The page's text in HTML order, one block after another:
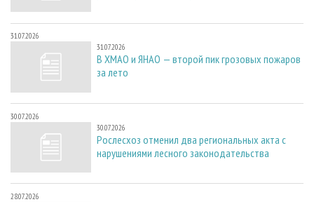
31.07.2026
31.07.2026
В ХМАО и ЯНАО — второй пик грозовых пожаров
за лето
30.07.2026
30.07.2026
Рослесхоз отменил два региональных акта с
нарушениями лесного законодательства
28.07.2026